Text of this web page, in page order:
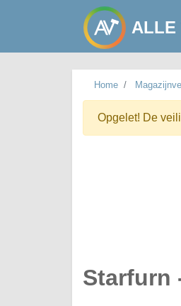
ALLE
Home
Opgelet! De
Starfurn